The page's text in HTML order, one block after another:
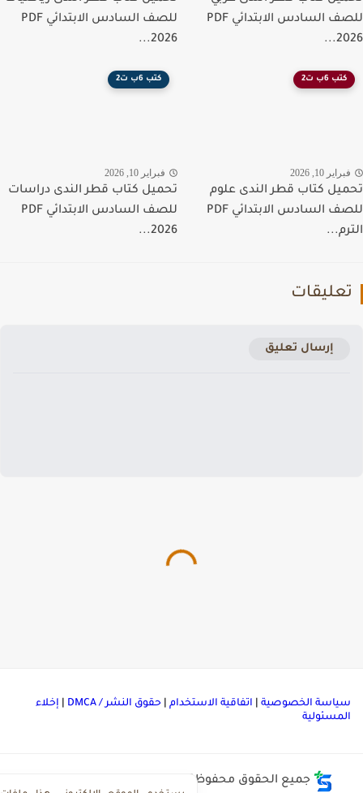
للصف السادس الابتدائي PDF
للصف السادس الابتدائي PDF
2026...
كتب 6ب ت2
10, 2026
كتاب قطر الندى علوم
للصف السادس الابتدائي PDF
كتب 6ب ت2
فبراير 10, 2026
تحميل كتاب قطر الندى دراسات
للصف السادس الابتدائي PDF
2026...
إرسال تعليق
الخصوصية|اتفاقية الاستخدام|حقوق النشر / DMCA |إخلاء
جميع الحقوق محفوظة ©